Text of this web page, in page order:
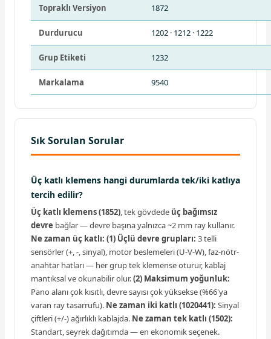
Topraklı Versiyon 1872
Durdurucu 1202 · 1212 · 1222
Grup Etiketi 1232
Markalama 9540
Sık Sorulan Sorular
Üç katlı klemens hangi durumlarda tek/iki katlıya
tercih edilir?
Üç katlı klemens (1852), tek gövdede üç bağımsız
devre bağlar — devre başına yalnızca ~2 mm ray kullanır.
Ne zaman üç katlı: (1) Üçlü devre grupları: 3 telli
sensörler (+, -, sinyal), motor beslemeleri (U-V-W), faz-nötr-
anahtar hatları — her grup tek klemense oturur, kablaj
mantıksal ve okunabilir olur.(2) Maksimum yoğunluk:
Pano alanı çok kısıtlı, devre sayısı çok yüksekse (%66'ya
varan ray tasarrufu). Ne zaman iki katlı (1020441): Sinyal
çiftleri (+/-) ağırlıklı kablajda. Ne zaman tek katlı (1502):
Standart, seyrek dağıtımda — en ekonomik seçenek.